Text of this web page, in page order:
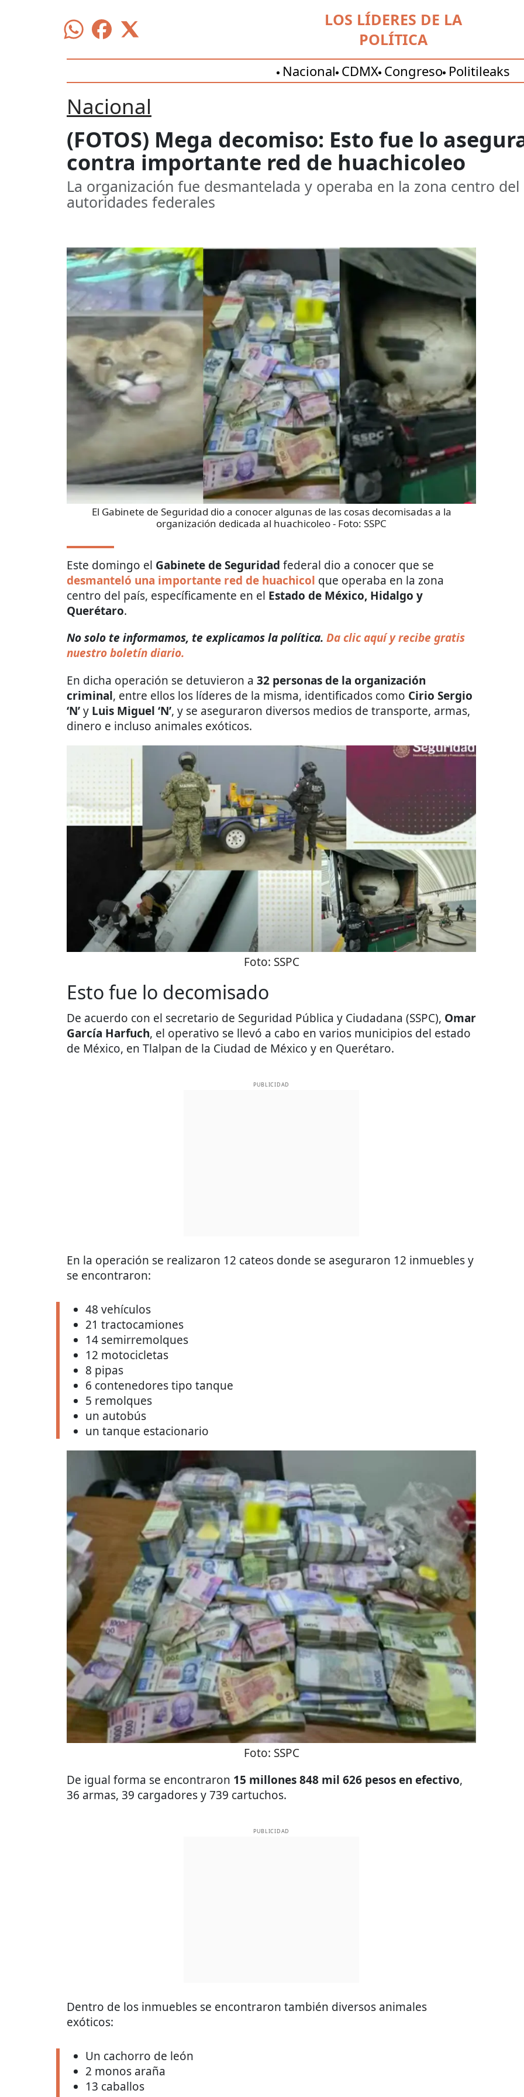
LOS LÍDERES DE LA
POLÍTICA
Nacional CDMX Congreso Politileaks
Nacional
(FOTOS) Mega decomiso: Esto fue lo
contra importante red de huachicoleo
La organización fue desmantelada y operaba en la zona centro
autoridades federales
El Gabinete de Seguridad dio a conocer algunas de las cosas decomisadas a la
organización dedicada al huachicoleo- Foto: SSPC
Este domingo el Gabinete de Seguridad federal dio a conocer que se
desmanteló una importante red de huachicol que operaba en la zona
centro del país, específicamente en el Estado de México, Hidalgo y
Querétaro.
No solo te informamos, te explicamos la política. Da clic aquí y recibe gratis
nuestro boletín diario.
En dicha operación se detuvieron a 32 personas de la organización
criminal, entre ellos los líderes de la misma, identificados como Cirio Sergio
‘N’y Luis Miguel ‘N’, y se aseguraron diversos medios de transporte, armas,
dinero e incluso animales exóticos.
Foto: SSPC
Esto fue lo decomisado
De acuerdo con el secretario de Seguridad Pública y Ciudadana (SSPC), Omar
García Harfuch, el operativo se llevó a cabo en varios municipios del estado
de México, en Tlalpan de la Ciudad de México y en Querétaro.
PUBLICIDAD
En la operación se realizaron 12 cateos donde se aseguraron 12 inmuebles y
se encontraron:
48 vehículos
21 tractocamiones
14 semirremolques
12 motocicletas
8 pipas
6 contenedores tipo tanque
5 remolques
un autobús
un tanque estacionario
Foto: SSPC
De igual forma se encontraron 15 millones 848 mil 626 pesos en efectivo,
36 armas, 39 cargadores y 739 cartuchos.
PUBLICIDAD
Dentro de los inmuebles se encontraron también diversos animales
exóticos:
Un cachorro de león
2 monos araña
13 caballos